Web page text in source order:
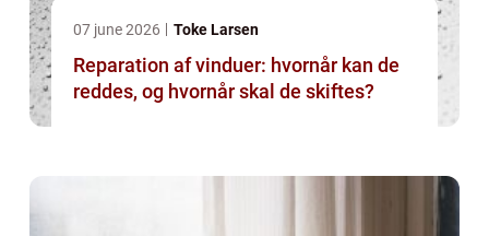
07 june 2026 Toke Larsen
Reparation af vinduer: hvornår kan de
reddes, og hvornår skal de skiftes?